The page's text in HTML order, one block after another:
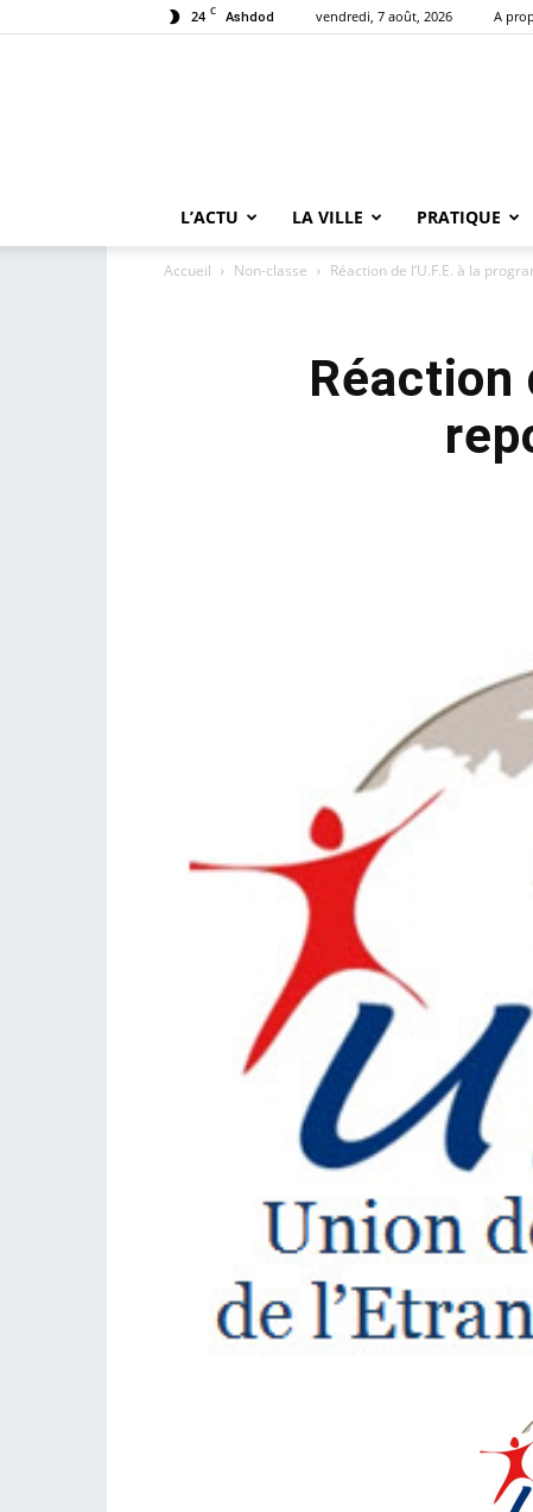
24 C Ashdod vendredi, 7 août, 2026 A
L’ACTU LA VILLE PRATIQUE
Accueil Non-classe Réaction de l’U.F.E. à la
Réaction